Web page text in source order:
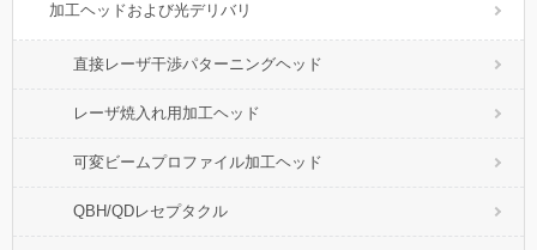
加工ヘッドおよび光デリバリ
直接レーザ干渉パターニングヘッド
レーザ焼入れ用加工ヘッド
可変ビームプロファイル加工ヘッド
QBH/QDレセプタクル